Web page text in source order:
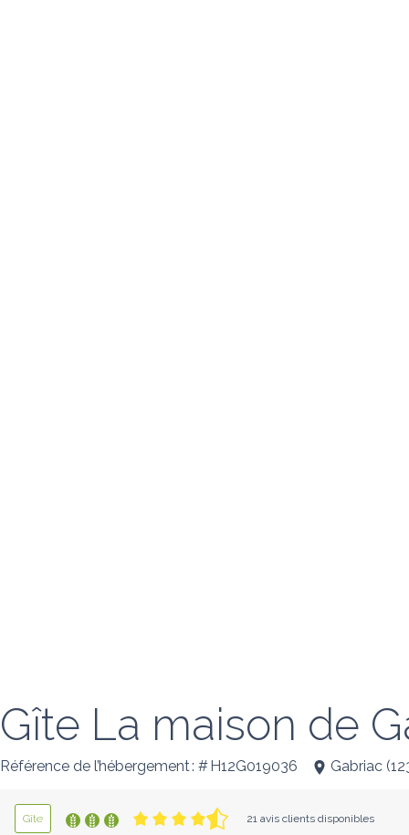
Gîte La maison de
Référence de l’hébergement : # H12G019036 Gabriac (
Gîte 21 avis clients disponibles